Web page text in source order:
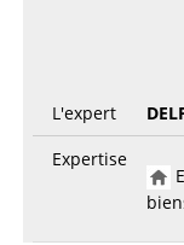
L'expert
Expertise